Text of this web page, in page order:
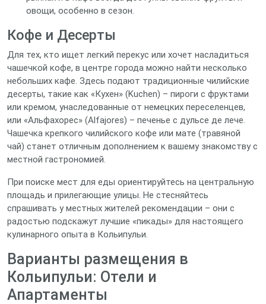
овощи, особенно в сезон.
Кофе и Десерты
Для тех, кто ищет легкий перекус или хочет насладиться
чашечкой кофе, в центре города можно найти несколько
небольших кафе. Здесь подают традиционные чилийские
десерты, такие как «Кухен» (Kuchen) – пироги с фруктами
или кремом, унаследованные от немецких переселенцев,
или «Альфахорес» (Alfajores) – печенье с дульсе де лече.
Чашечка крепкого чилийского кофе или мате (травяной
чай) станет отличным дополнением к вашему знакомству с
местной гастрономией.
При поиске мест для еды ориентируйтесь на центральную
площадь и прилегающие улицы. Не стесняйтесь
спрашивать у местных жителей рекомендации – они с
радостью подскажут лучшие «пикады» для настоящего
кулинарного опыта в Кольипульи.
Варианты размещения в
Кольипульи: Отели и
Апартаменты